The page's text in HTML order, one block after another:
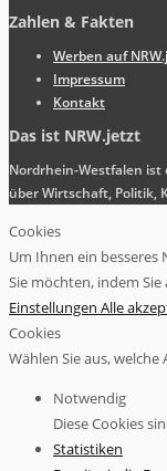
Zahlen & Fakten
Werben auf
Impressum
Kontakt
Das ist NRW.jetzt
Nordrhein-Westfalen ist
über Wirtschaft, Politik,
Cookies
Um Ihnen ein besseres
Sie möchten, indem
Einstellungen Alle
Cookies
Wählen Sie aus,
Notwendig
Diese Cookies
Statistiken